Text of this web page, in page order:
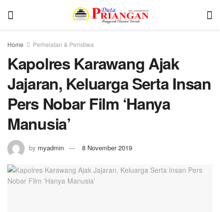
Home Perhelatan & Peristiwa
Kapolres Karawang Ajak
Jajaran, Keluarga Serta Insan
Pers Nobar Film ‘Hanya
Manusia’
by myadmin 8 November 2019